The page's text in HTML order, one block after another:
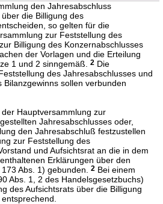
den Jahresabschluss
die Billigung des
so gelten für die
zur Feststellung des
Billigung des Konzernabschlusses
der Vorlagen und die Erteilung
1 und 2 sinngemäß.
2Die
des Jahresabschlusses und
Bilanzgewinns sollen verbunden
Hauptversammlung zur
Jahresabschlusses oder,
den Jahresabschluß festzustellen
zur Feststellung des
und Aufsichtsrat an die in dem
Erklärungen über den
Abs. 1) gebunden.
2Bei einem
Abs. 1, 2 des Handelsgesetzbuchs)
des Aufsichtsrats über die Billigung